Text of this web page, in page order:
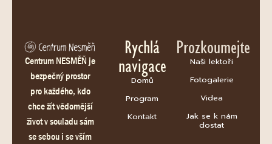
Centrum NESMĚŇ je
bezpečný prostor
pro každého, kdo
chce žít vědomější
život v souladu sám
se sebou i se vším
Rychlá
navigace
Domů
Program
Kontakt
Prozkoumejte
Naši lektoři
Fotogalerie
Videa
Jak se k nám
dostat